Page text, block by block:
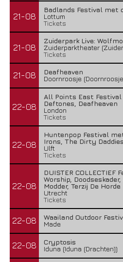
21-08
Badlands Festival met
Lottum
Tickets
21-08
Zuiderpark Live:
Zuiderparktheater
Tickets
21-08
Deafheaven
Doornroosje
22-08
All Points East Festival
Deftones, Deafheaven
London
Tickets
22-08
Huntenpop Festival
Irons, The Dirty
Ulft
Tickets
22-08
DUISTER COLLECTIEF
Worship,
Modder, Terzij De Horde
Utrecht
Tickets
22-08
Waailand Outdoor
Made
22-08
Cryptosis
Iduna (Iduna (Drachten))